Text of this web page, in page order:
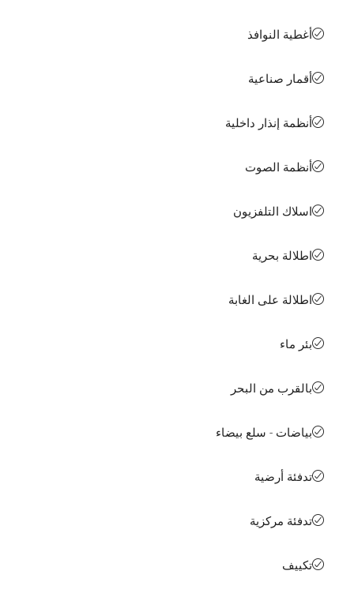
أغطية النوافذ
أقمار صناعية
أنظمة إنذار داخلية
أنظمة الصوت
اسلاك التلفزيون
اطلالة بحرية
اطلالة على الغابة
بئر ماء
بالقرب من البحر
بياضات - سلع بيضاء
تدفئة أرضية
تدفئة مركزية
تكييف